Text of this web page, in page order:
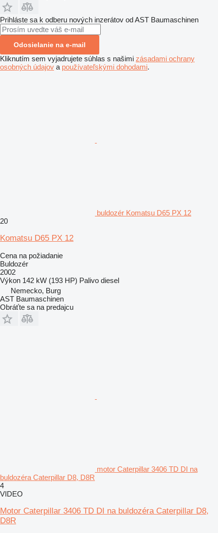
Prihláste sa k odberu nových inzerátov od AST Baumaschinen
Odosielanie na e-mail
Kliknutím sem vyjadrujete súhlas s našimi zásadami ochrany
osobných údajov a používateľskými dohodami.
buldozér Komatsu D65 PX 12
20
Komatsu D65 PX 12
Cena na požiadanie
Buldozér
2002
Výkon 142 kW (193 HP) Palivo diesel
Nemecko, Burg
AST Baumaschinen
Obráťte sa na predajcu
motor Caterpillar 3406 TD DI na
buldozéra Caterpillar D8, D8R
4
VIDEO
Motor Caterpillar 3406 TD DI na buldozéra Caterpillar D8,
D8R